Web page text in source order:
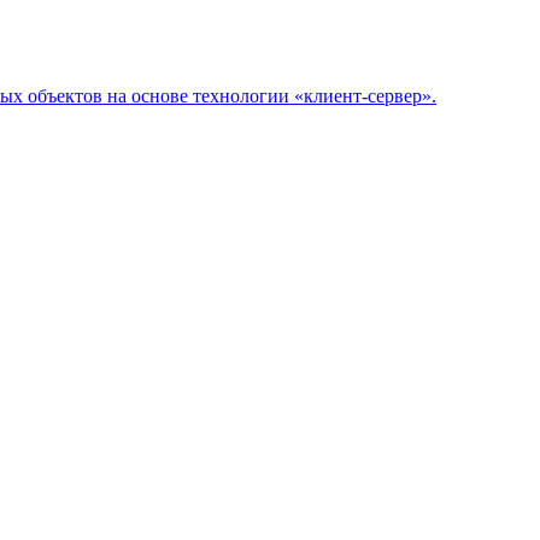
на основе технологии «клиент-сервер».